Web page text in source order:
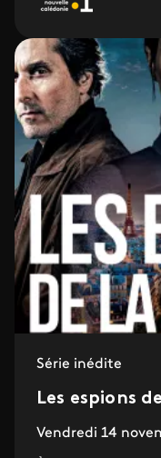
Série inédite
Les espions
Vendredi 14